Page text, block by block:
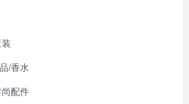
/香水
配件